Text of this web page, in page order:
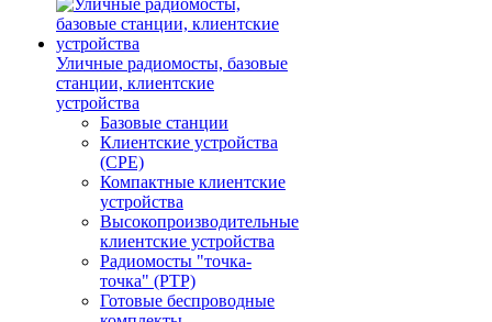
Уличные радиомосты, базовые
станции, клиентские
устройства
Базовые станции
Клиентские устройства
(CPE)
Компактные клиентские
устройства
Высокопроизводительные
клиентские устройства
Радиомосты "точка-
точка" (PTP)
Готовые беспроводные